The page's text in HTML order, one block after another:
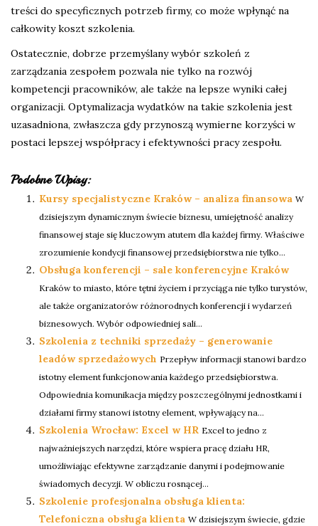
treści do specyficznych potrzeb firmy, co może wpłynąć na
całkowity koszt szkolenia.
Ostatecznie, dobrze przemyślany wybór szkoleń z
zarządzania zespołem pozwala nie tylko na rozwój
kompetencji pracowników, ale także na lepsze wyniki całej
organizacji. Optymalizacja wydatków na takie szkolenia jest
uzasadniona, zwłaszcza gdy przynoszą wymierne korzyści w
postaci lepszej współpracy i efektywności pracy zespołu.
Podobne Wpisy:
Kursy specjalistyczne Kraków – analiza finansowa W
dzisiejszym dynamicznym świecie biznesu, umiejętność analizy
finansowej staje się kluczowym atutem dla każdej firmy. Właściwe
zrozumienie kondycji finansowej przedsiębiorstwa nie tylko...
Obsługa konferencji – sale konferencyjne Kraków
Kraków to miasto, które tętni życiem i przyciąga nie tylko turystów,
ale także organizatorów różnorodnych konferencji i wydarzeń
biznesowych. Wybór odpowiedniej sali...
Szkolenia z techniki sprzedaży – generowanie
leadów sprzedażowych Przepływ informacji stanowi bardzo
istotny element funkcjonowania każdego przedsiębiorstwa.
Odpowiednia komunikacja między poszczególnymi jednostkami i
działami firmy stanowi istotny element, wpływający na...
Szkolenia Wrocław: Excel w HR Excel to jedno z
najważniejszych narzędzi, które wspiera pracę działu HR,
umożliwiając efektywne zarządzanie danymi i podejmowanie
świadomych decyzji. W obliczu rosnącej...
Szkolenie profesjonalna obsługa klienta:
Telefoniczna obsługa klienta W dzisiejszym świecie, gdzie